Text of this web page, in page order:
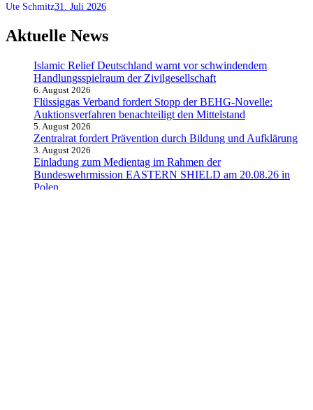
Ute Schmitz31. Juli 2026
Aktuelle News
Islamic Relief Deutschland warnt vor schwindendem
Handlungsspielraum der Zivilgesellschaft
6. August 2026
Flüssiggas Verband fordert Stopp der BEHG-Novelle:
Auktionsverfahren benachteiligt den Mittelstand
5. August 2026
Zentralrat fordert Prävention durch Bildung und Aufklärung
3. August 2026
Einladung zum Medientag im Rahmen der
Bundeswehrmission EASTERN SHIELD am 20.08.26 in
Polen